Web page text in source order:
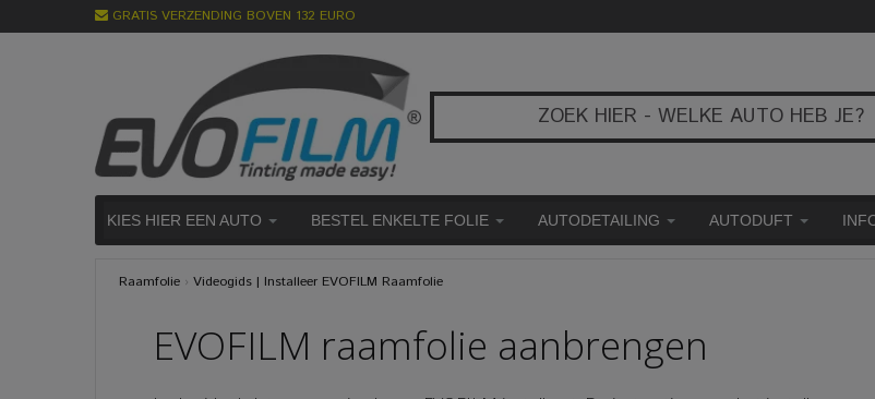
GRATIS VERZENDING BOVEN 132 EURO
KIES HIER EEN AUTO BESTEL ENKELTE FOLIE AUTODETAILING AUTODUFT
Raamfolie › Videogids | Installeer EVOFILM Raamfolie
EVOFILM raamfolie aanbrengen